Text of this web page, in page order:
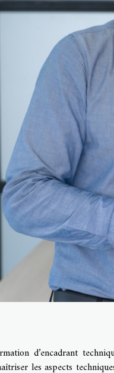
d’encadrant
les aspects